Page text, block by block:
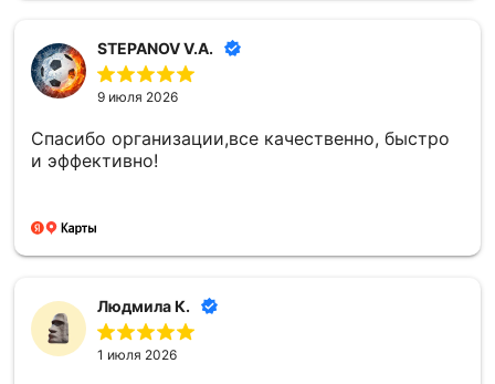
STEPANOV V.A.
9 июля 2026
Спасибо организации,все качественно, быстро
и эффективно!
Людмила К.
1 июля 2026